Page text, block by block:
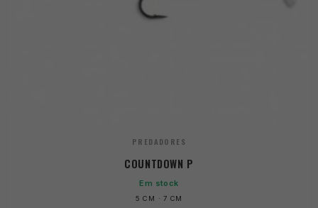
PREDADORES
COUNTDOWN P
Em stock
5 CM · 7 CM